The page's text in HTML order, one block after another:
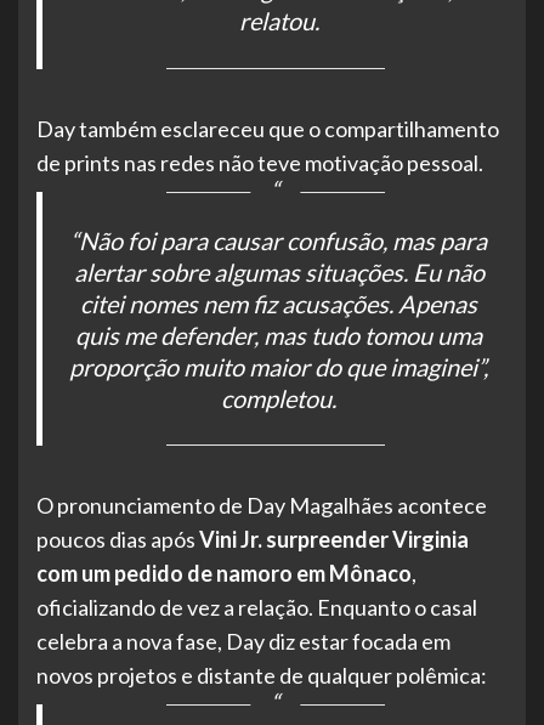
relatou.
Day também esclareceu que o compartilhamento
de prints nas redes não teve motivação pessoal.
“Não foi para causar confusão, mas para
alertar sobre algumas situações. Eu não
citei nomes nem fiz acusações. Apenas
quis me defender, mas tudo tomou uma
proporção muito maior do que imaginei”,
completou.
O pronunciamento de Day Magalhães acontece
poucos dias apósVini Jr. surpreender Virginia
com um pedido de namoro em Mônaco,
oficializando de vez a relação. Enquanto o casal
celebra a nova fase, Day diz estar focada em
novos projetos e distante de qualquer polêmica: